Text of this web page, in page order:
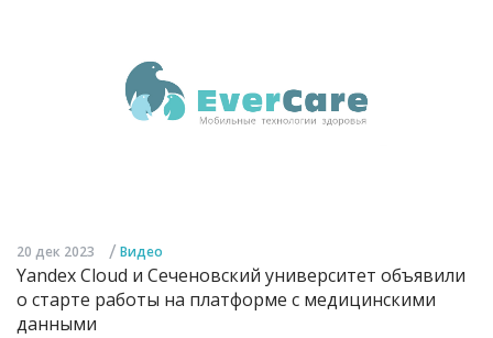
20 дек 2023 / Видео
Yandex Cloud и Сеченовский университет объявили
о старте работы на платформе с медицинскими
данными